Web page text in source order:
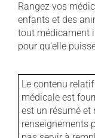
Rangez vos
enfants et des
tout médicament
pour qu'elle
Le contenu
médicale est
est un résumé et
renseignements